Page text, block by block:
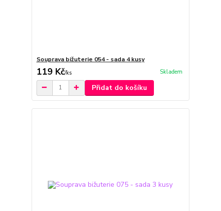
Souprava bižuterie 054 - sada 4 kusy
119 Kč/ks Skladem
Přidat do košíku